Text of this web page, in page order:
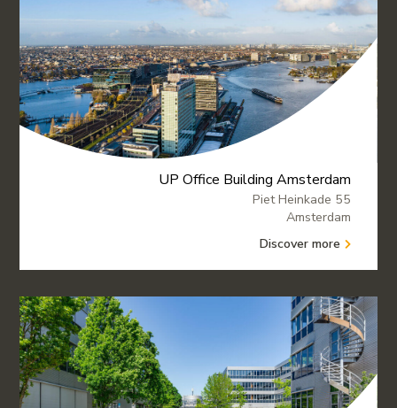
UP Office Building Amsterdam
Piet Heinkade 55
Amsterdam
Discover more